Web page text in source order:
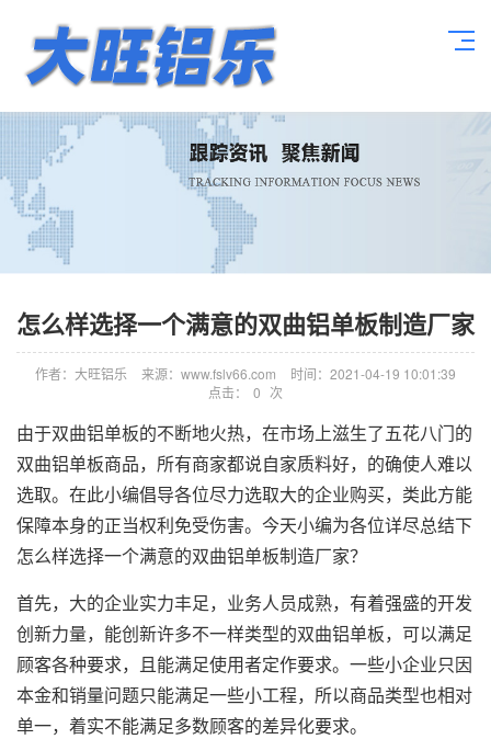
怎么样选择一个满意的双曲铝单板制造厂家
作者：大旺铝乐 来源：www.fslv66.com
时间：2021-04-19 10:01:39
点击：
0 次
由于双曲铝单板的不断地火热，在市场上滋生了五花八门的
双曲铝单板商品，所有商家都说自家质料好，的确使人难以
选取。在此小编倡导各位尽力选取大的企业购买，类此方能
保障本身的正当权利免受伤害。今天小编为各位详尽总结下
怎么样选择一个满意的双曲铝单板制造厂家？
首先，大的企业实力丰足，业务人员成熟，有着强盛的开发
创新力量，能创新许多不一样类型的双曲铝单板，可以满足
顾客各种要求，且能满足使用者定作要求。一些小企业只因
本金和销量问题只能满足一些小工程，所以商品类型也相对
单一，着实不能满足多数顾客的差异化要求。